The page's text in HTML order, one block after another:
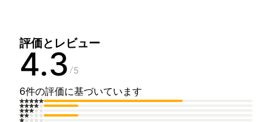
評価とレビュー
4.3 5
6件の評価に基づいています